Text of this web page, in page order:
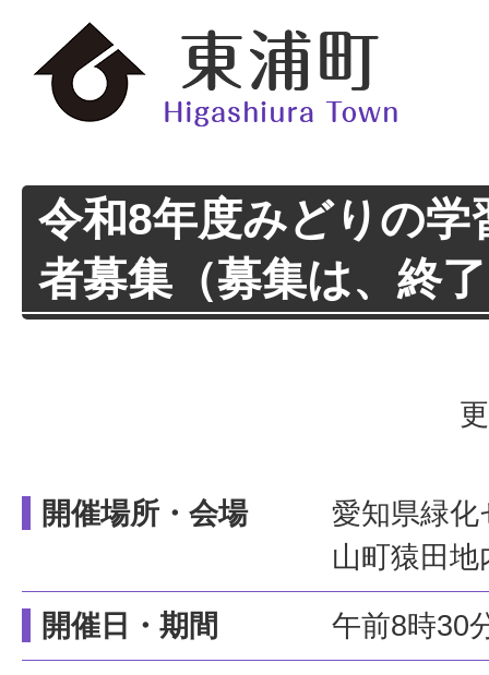
令和8年度みどりの学
者募集（募集は、終
開催場所・会場
愛知県緑
山町猿田地
開催日・期間 午前8時30